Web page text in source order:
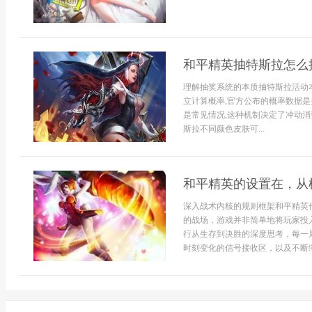
和平精英抽特斯拉怎
理解抽奖系统的本质抽特斯拉活
立计算概率,官方公布的概率数据
是常见情况,这种机制决定了冲动
斯拉不同颜色皮肤可...
和平精英的设置在，
深入战术内核的规则框架和平精
的战场，游戏并非简单地将玩家
行从生存到决胜的深度思考，每
时刻变化的信号接收区，以及不